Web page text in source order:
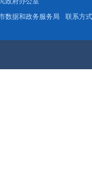
数据和政务服务局 联系方